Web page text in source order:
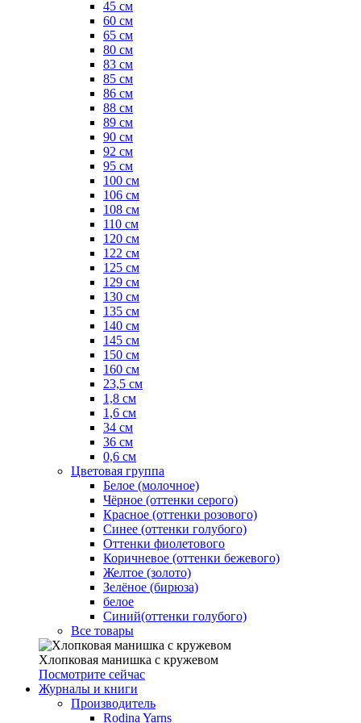
45 см
60 см
65 см
80 см
83 см
85 см
86 см
88 см
89 см
90 см
92 см
95 см
100 см
106 см
108 см
110 см
120 см
122 см
125 см
129 см
130 см
135 см
140 см
145 см
150 см
160 см
23,5 см
1,8 см
1,6 см
34 см
36 см
0,6 см
Цветовая группа
Белое (молочное)
Чёрное (оттенки серого)
Красное (оттенки розового)
Синее (оттенки голубого)
Оттенки фиолетового
Коричневое (оттенки бежевого)
Желтое (золото)
Зелёное (бирюза)
белое
Синий(оттенки голубого)
Все товары
Хлопковая манишка с кружевом
Посмотрите сейчас
Журналы и книги
Производитель
Rodina Yarns